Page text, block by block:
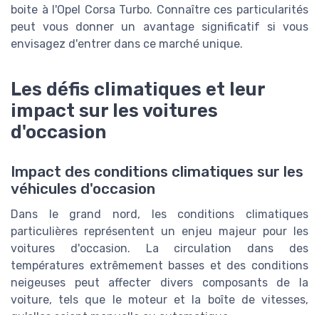
boite à l'Opel Corsa Turbo. Connaître ces particularités
peut vous donner un avantage significatif si vous
envisagez d'entrer dans ce marché unique.
Les défis climatiques et leur
impact sur les voitures
d'occasion
Impact des conditions climatiques sur les
véhicules d'occasion
Dans le grand nord, les conditions climatiques
particulières représentent un enjeu majeur pour les
voitures d'occasion. La circulation dans des
températures extrêmement basses et des conditions
neigeuses peut affecter divers composants de la
voiture, tels que le moteur et la boîte de vitesses,